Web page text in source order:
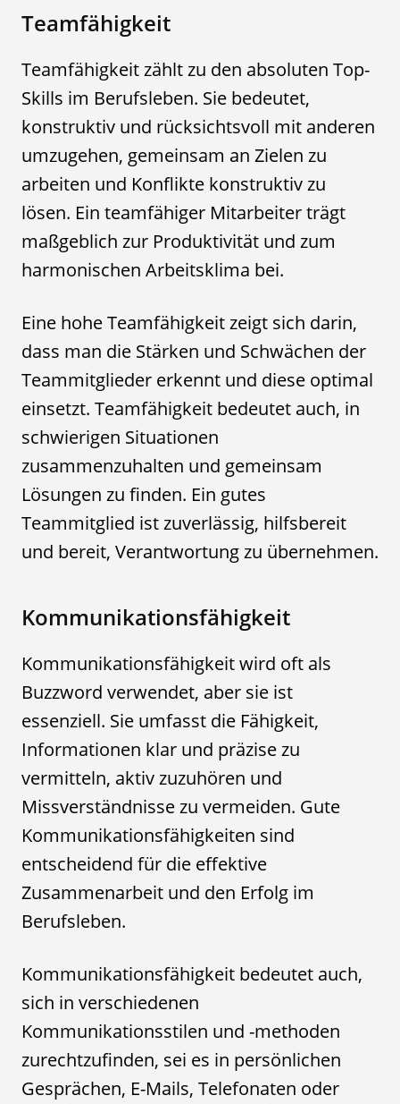
Teamfähigkeit
Teamfähigkeit zählt zu den absoluten Top-
Skills im Berufsleben. Sie bedeutet,
konstruktiv und rücksichtsvoll mit anderen
umzugehen, gemeinsam an Zielen zu
arbeiten und Konflikte konstruktiv zu
lösen. Ein teamfähiger Mitarbeiter trägt
maßgeblich zur Produktivität und zum
harmonischen Arbeitsklima bei.
Eine hohe Teamfähigkeit zeigt sich darin,
dass man die Stärken und Schwächen der
Teammitglieder erkennt und diese optimal
einsetzt. Teamfähigkeit bedeutet auch, in
schwierigen Situationen
zusammenzuhalten und gemeinsam
Lösungen zu finden. Ein gutes
Teammitglied ist zuverlässig, hilfsbereit
und bereit, Verantwortung zu übernehmen.
Kommunikationsfähigkeit
Kommunikationsfähigkeit wird oft als
Buzzword verwendet, aber sie ist
essenziell. Sie umfasst die Fähigkeit,
Informationen klar und präzise zu
vermitteln, aktiv zuzuhören und
Missverständnisse zu vermeiden. Gute
Kommunikationsfähigkeiten sind
entscheidend für die effektive
Zusammenarbeit und den Erfolg im
Berufsleben.
Kommunikationsfähigkeit bedeutet auch,
sich in verschiedenen
Kommunikationsstilen und -methoden
zurechtzufinden, sei es in persönlichen
Gesprächen, E-Mails, Telefonaten oder